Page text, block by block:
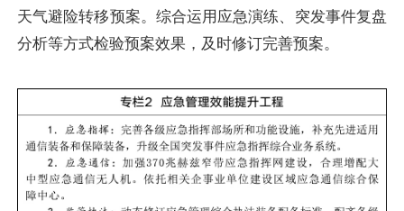
天气避险转移预案。综合运用应急演练、突发事件复盘
分析等方式检验预案效果，及时修订完善预案。